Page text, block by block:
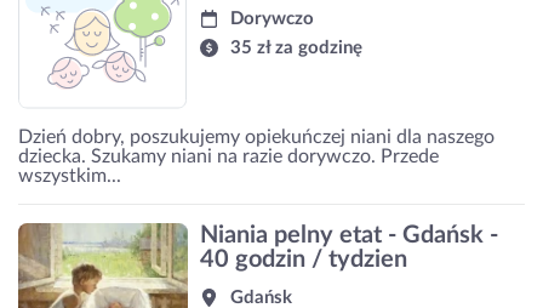
Dorywczo
35 zł za godzinę
Dzień dobry, poszukujemy opiekuńczej niani dla naszego
dziecka. Szukamy niani na razie dorywczo. Przede
wszystkim...
Niania pelny etat - Gdańsk -
40 godzin / tydzien
Gdańsk